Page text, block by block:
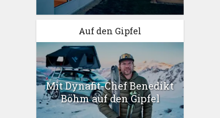
Auf den Gipfel
Mit Dynafit-Chef Benedikt
Böhm auf den Gipfel